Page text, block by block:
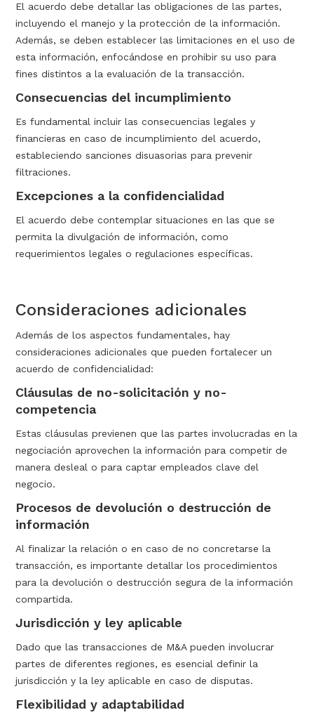
El acuerdo debe detallar las obligaciones de las partes,
incluyendo el manejo y la protección de la información.
Además, se deben establecer las limitaciones en el uso de
esta información, enfocándose en prohibir su uso para
fines distintos a la evaluación de la transacción.
Consecuencias del incumplimiento
Es fundamental incluir las consecuencias legales y
financieras en caso de incumplimiento del acuerdo,
estableciendo sanciones disuasorias para prevenir
filtraciones.
Excepciones a la confidencialidad
El acuerdo debe contemplar situaciones en las que se
permita la divulgación de información, como
requerimientos legales o regulaciones específicas.
Consideraciones adicionales
Además de los aspectos fundamentales, hay
consideraciones adicionales que pueden fortalecer un
acuerdo de confidencialidad:
Cláusulas de no-solicitación y no-
competencia
Estas cláusulas previenen que las partes involucradas en la
negociación aprovechen la información para competir de
manera desleal o para captar empleados clave del
negocio.
Procesos de devolución o destrucción de
información
Al finalizar la relación o en caso de no concretarse la
transacción, es importante detallar los procedimientos
para la devolución o destrucción segura de la información
compartida.
Jurisdicción y ley aplicable
Dado que las transacciones de M&A pueden involucrar
partes de diferentes regiones, es esencial definir la
jurisdicción y la ley aplicable en caso de disputas.
Flexibilidad y adaptabilidad